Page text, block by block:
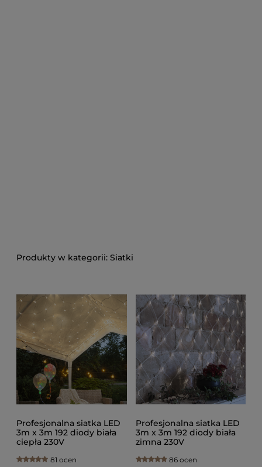
Siatki
Profesjonalna siatka LED
3m x 3m 192 diody biała
ciepła 230V
81 ocen
Profesjonalna siatka LED
3m x 3m 192 diody biała
zimna 230V
86 ocen